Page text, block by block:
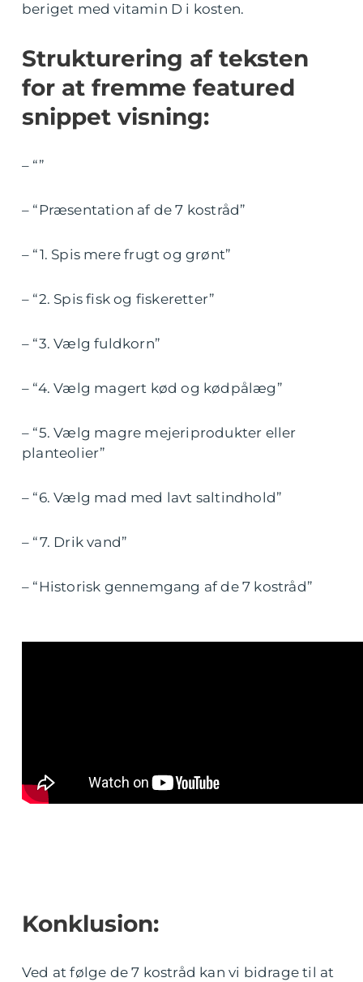
beriget med vitamin D i kosten.
Strukturering af teksten
for at fremme featured
snippet visning:
– “”
– “Præsentation af de 7 kostråd”
– “1. Spis mere frugt og grønt”
– “2. Spis fisk og fiskeretter”
– “3. Vælg fuldkorn”
– “4. Vælg magert kød og kødpålæg”
– “5. Vælg magre mejeriprodukter eller
planteolier”
– “6. Vælg mad med lavt saltindhold”
– “7. Drik vand”
– “Historisk gennemgang af de 7 kostråd”
Konklusion:
Ved at følge de 7 kostråd kan vi bidrage til at